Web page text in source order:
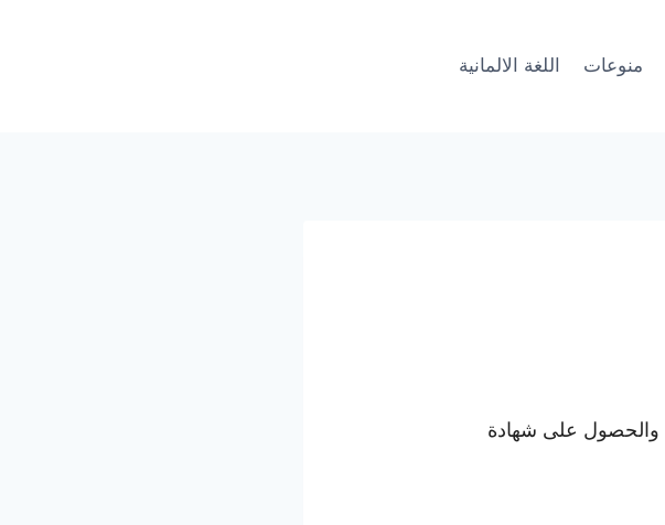
منوعات اللغة الالمانية